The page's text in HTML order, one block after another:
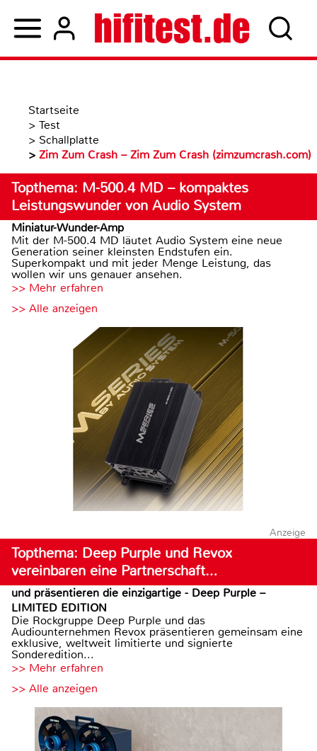
Startseite
> Test
> Schallplatte
> Zim Zum Crash – Zim Zum Crash (zimzumcrash.com)
Topthema: M-500.4 MD – kompaktes
Leistungswunder von Audio System
Miniatur-Wunder-Amp
Mit der M-500.4 MD läutet Audio System eine neue
Generation seiner kleinsten Endstufen ein.
Superkompakt und mit jeder Menge Leistung, das
wollen wir uns genauer ansehen.
>> Mehr erfahren
>> Alle anzeigen
Anzeige
Topthema: Deep Purple und Revox
vereinbaren eine Partnerschaft…
und präsentieren die einzigartige - Deep Purple –
LIMITED EDITION
Die Rockgruppe Deep Purple und das
Audiounternehmen Revox präsentieren gemeinsam eine
exklusive, weltweit limitierte und signierte
Sonderedition...
>> Mehr erfahren
>> Alle anzeigen